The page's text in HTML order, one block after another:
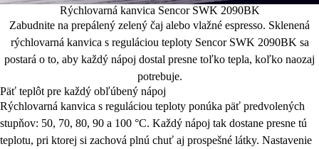
Rýchlovarná kanvica Sencor SWK 2090BK
Zabudnite na prepálený zelený čaj alebo vlažné espresso. Sklenená
rýchlovarná kanvica s reguláciou teploty Sencor SWK 2090BK sa
postará o to, aby každý nápoj dostal presne toľko tepla, koľko naozaj
potrebuje.
Päť teplôt pre každý obľúbený nápoj
Rýchlovarná kanvica s reguláciou teploty ponúka päť predvolených
stupňov: 50, 70, 80, 90 a 100 °C. Každý nápoj tak dostane presne tú
teplotu, pri ktorej si zachová plnú chuť aj prospešné látky. Nastavenie